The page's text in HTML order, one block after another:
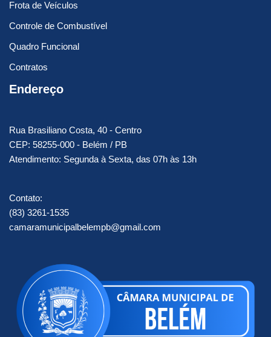
Frota de Veículos
Controle de Combustível
Quadro Funcional
Contratos
Endereço
Rua Brasiliano Costa, 40 - Centro
CEP: 58255-000 - Belém / PB
Atendimento: Segunda à Sexta, das 07h às 13h
Contato:
(83) 3261-1535
camaramunicipalbelempb@gmail.com